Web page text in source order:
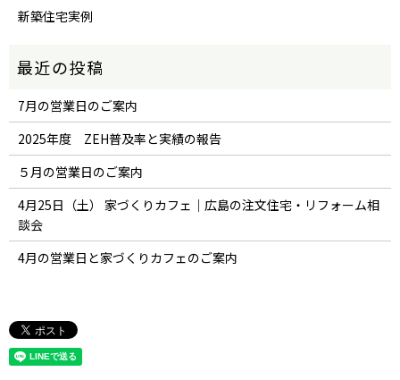
新築住宅実例
7月の営業日のご案内
2025年度 ZEH普及率と実績の報告
５月の営業日のご案内
4月25日（土） 家づくりカフェ｜広島の注文住宅・リフォーム相
談会
4月の営業日と家づくりカフェのご案内